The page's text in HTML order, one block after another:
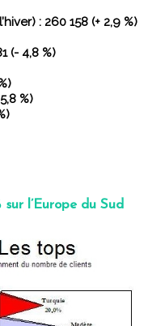
: 260 158 (+ 2,9 %)
(- 4,8 %)
%)
l’Europe du Sud